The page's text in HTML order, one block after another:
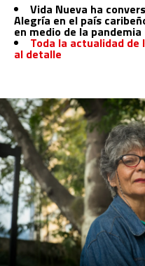
Vida Nueva ha
Alegría en el país
en medio de la pandemia
Toda la actualidad de
al detalle